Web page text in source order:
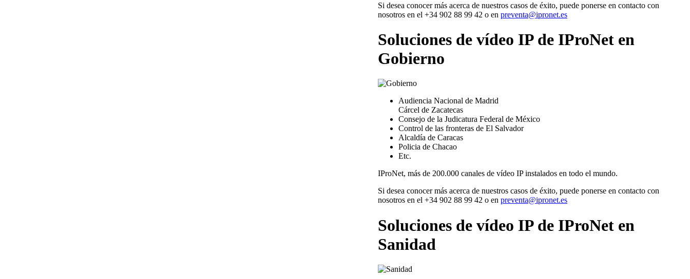
Si desea conocer más acerca de nuestros casos de éxito, puede ponerse en contacto con
nosotros en el +34 902 88 99 42 o en preventa@ipronet.es
Soluciones de vídeo IP de IProNet en
Gobierno
Audiencia Nacional de Madrid
Cárcel de Zacatecas
Consejo de la Judicatura Federal de México
Control de las fronteras de El Salvador
Alcaldía de Caracas
Policia de Chacao
Etc.
IProNet, más de 200.000 canales de vídeo IP instalados en todo el mundo.
Si desea conocer más acerca de nuestros casos de éxito, puede ponerse en contacto con
nosotros en el +34 902 88 99 42 o en preventa@ipronet.es
Soluciones de vídeo IP de IProNet en
Sanidad